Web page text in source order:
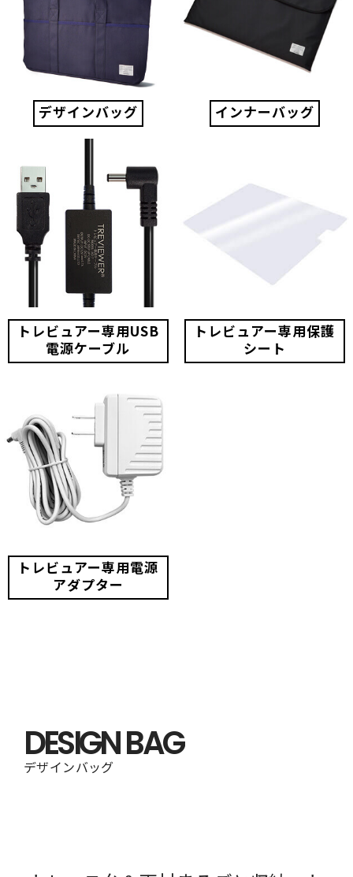
デザインバッグ インナーバッグ
トレビュアー専用USB
電源ケーブル
トレビュアー専用保護
シート
トレビュアー専用電源
アダプター
DESIGN BAG
デザインバッグ